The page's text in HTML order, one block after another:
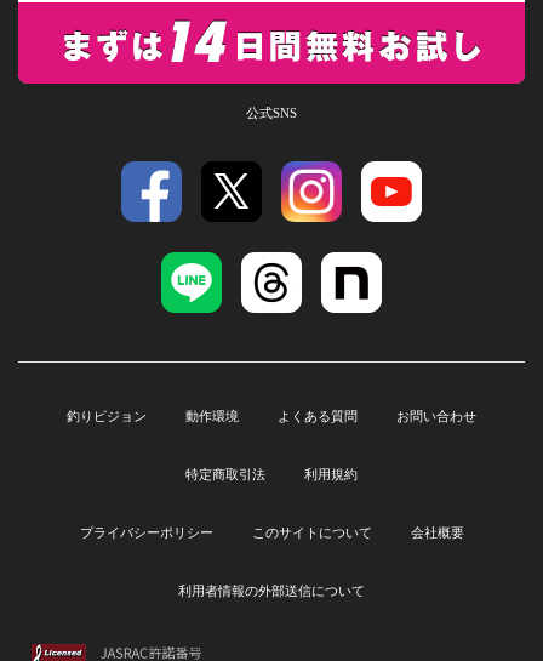
公式SNS
釣りビジョン 動作環境 よくある質問 お問い合わせ
特定商取引法 利用規約
プライバシーポリシー このサイトについて 会社概要
利用者情報の外部送信について